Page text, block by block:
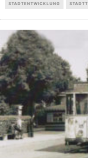
STADTENTWICKLUNG